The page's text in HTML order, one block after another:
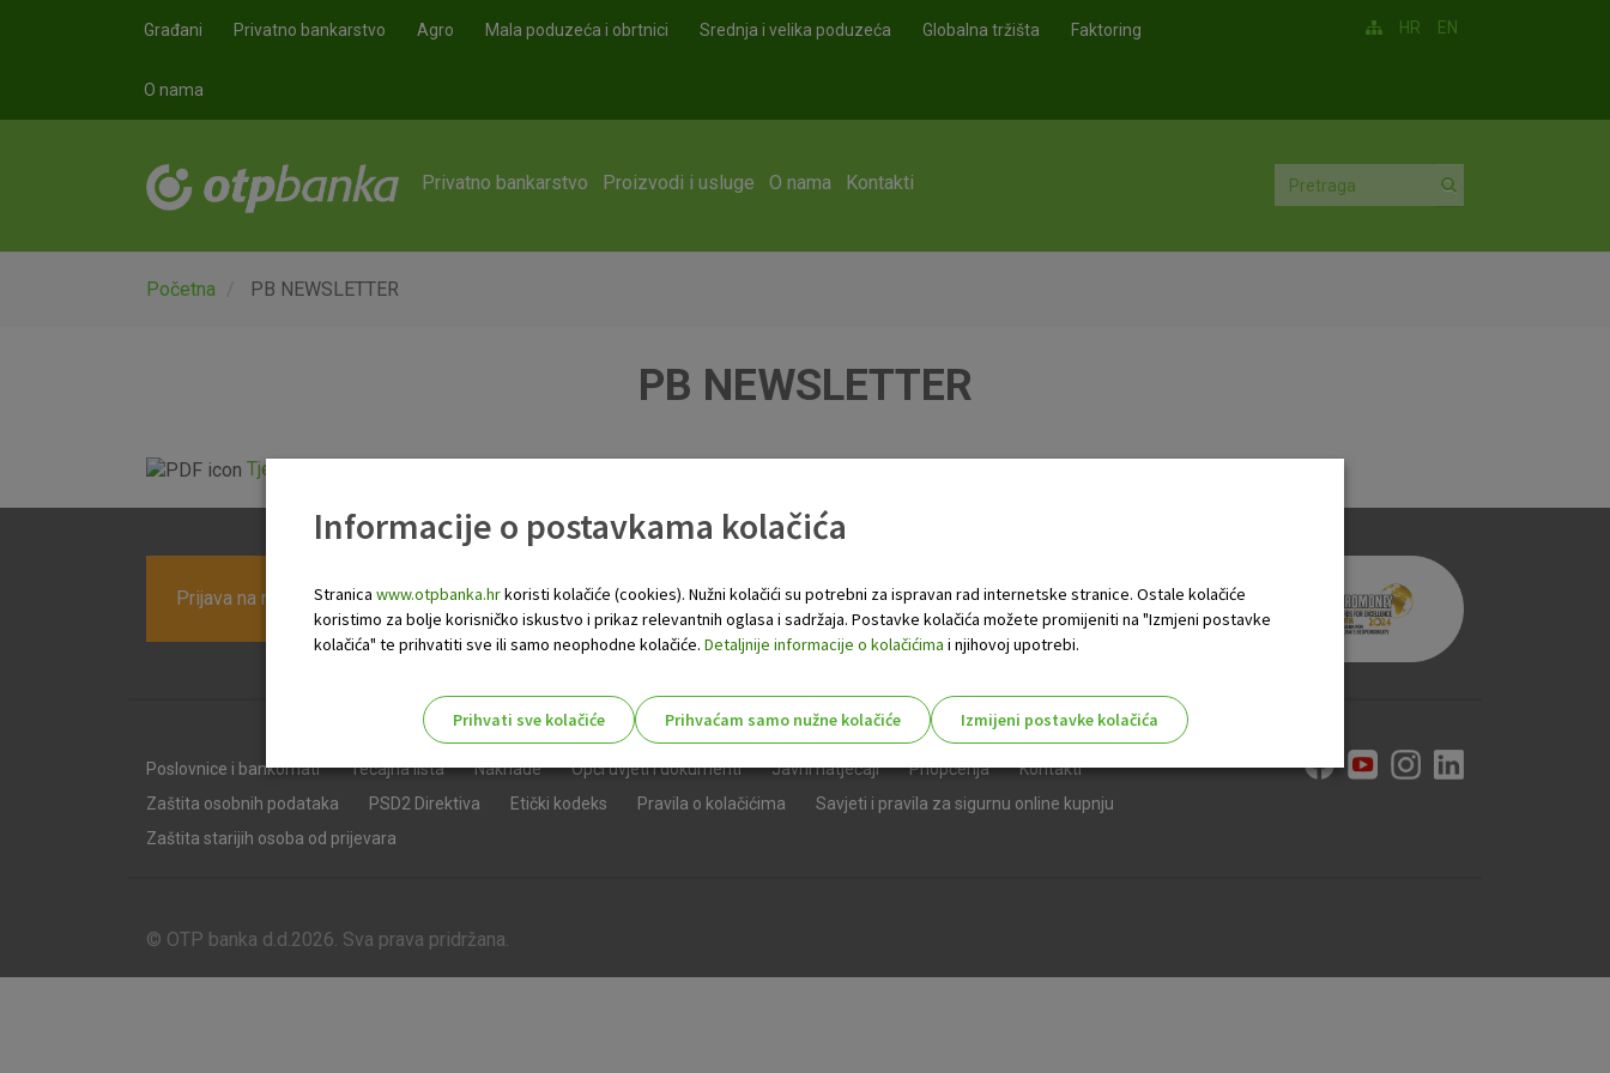
Građani Privatno bankarstvo Agro Mala poduzeća i obrtnici Srednja i velika poduzeća Globalna tržišta Faktoring
O nama
HR EN
Privatno bankarstvo Proizvodi i usluge O nama Kontakti
Početna PB NEWSLETTER
PB NEWSLETTER
Tjedni newsletter 28.05.2026..pdf
Prijava na newsletter OTP banke
Poslovnice i bankomati Tečajna lista Naknade Opći uvjeti i dokumenti Javni natječaji Priopćenja
Kontakti
Zaštita osobnih podataka
PSD2 Direktiva Etički kodeks Pravila o kolačićima
Savjeti i pravila za sigurnu online kupnju
Zaštita starijih osoba od prijevara
© OTP banka d.d.2026. Sva prava pridržana.
Informacije o postavkama kolačića
Stranica www.otpbanka.hrkoristi kolačiće (cookies). Nužni kolačići su potrebni za ispravan rad internetske stranice. Ostale kolačiće
koristimo za bolje korisničko iskustvo i prikaz relevantnih oglasa i sadržaja. Postavke kolačića možete promijeniti na "Izmjeni postavke
kolačića" te prihvatiti sve ili samo neophodne kolačiće. Detaljnije informacije o kolačićima i njihovoj upotrebi.
Prihvati sve kolačiće Prihvaćam samo nužne kolačiće
Izmijeni postavke kolačića